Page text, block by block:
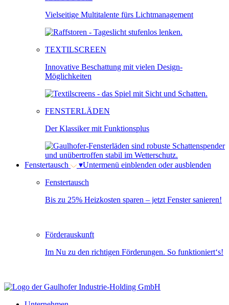
Vielseitige Multitalente fürs Lichtmanagement
TEXTILSCREEN
Innovative Beschattung mit vielen Design-
Möglichkeiten
FENSTERLÄDEN
Der Klassiker mit Funktionsplus
Fenstertausch ▾Untermenü einblenden oder ausblenden
Fenstertausch
Bis zu 25% Heizkosten sparen – jetzt Fenster sanieren!
Förderauskunft
Im Nu zu den richtigen Förderungen. So funktioniert‘s!